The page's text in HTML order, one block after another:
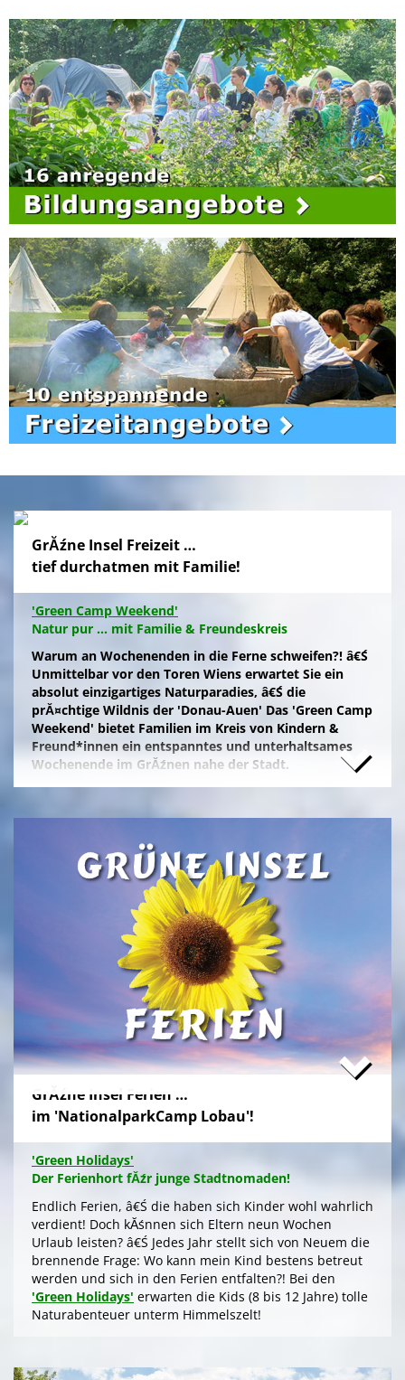
GrĂźne Insel Freizeit …
tief durchatmen mit Familie!
'Green Camp Weekend'
Natur pur ... mit Familie & Freundeskreis
Warum an Wochenenden in die Ferne schweifen?! â€Ś
Unmittelbar vor den Toren Wiens erwartet Sie ein
absolut einzigartiges Naturparadies, â€Ś die
prĂ¤chtige Wildnis der 'Donau-Auen' Das 'Green Camp
Weekend' bietet Familien im Kreis von Kindern &
Freund*innen ein entspanntes und unterhaltsames
Wochenende im GrĂźnen nahe der Stadt.
Naturfreunde, die lange Anfahrten meiden und zum
gepflegten Wiese im 'NationalparkCamp' mit
Selbstverpflegung, â€Ś inklusive KĂźhl- und Catering-
Support sowie abendlichem Brennholz fĂźr das
knisternde Lagerfeuer.
Zum stressfreien Kurzurlaub der Familie mit
Freundeskreis im idyllischen GrĂźn-Ambiente, mit
Naturabenteuern bei einer'Green Tour Lobau'
urigen 'Nationalpark Donau-Auen', mit romantischem
Sterngucken und Palavern am knisternden Lagerfeuer
â€Ś fehlt schlicht nur noch Ihre Buchung!
>
'Green Camp Weekend'
'Schlafnester CampLodges'
Exklusive NĂ¤chte â€Ś auf der 'Augenweide'
dem stressigen Alltag und ohne lange Anreise und
aufwendige Zeltausstattung exklusiv nĂ¤chtigen im
grĂźnen Ambiente auf der 'Augenweide', â€Ś in einer
kĂźnstlerisch gestalteten 'CampLodge' im kuscheligen
Schlafsack. Jedes der fĂźnf 'Schlafnester' beherbergt
bis zu fĂźnf Personen.
Gleichwohl ob Familie oder Freundeskreis, â€Ś Sie
logieren in einer schmucken Outdoor-Lounge! FĂźr
angenehmes Raumklima sorgen Fenster an den
aus der Kraft der Sonne Ăźber die Photovoltaik am Dach
GrĂźne Insel Ferien …
im 'NationalparkCamp Lobau'!
'Green Holidays'
Der Ferienhort fĂźr junge Stadtnomaden!
Endlich Ferien, â€Ś die haben sich Kinder wohl wahrlich
verdient! Doch kĂśnnen sich Eltern neun Wochen
Urlaub leisten? â€Ś Jedes Jahr stellt sich von Neuem die
brennende Frage: Wo kann mein Kind bestens betreut
werden und sich in den Ferien entfalten?! Bei den
'Green Holidays' erwarten die Kids (8 bis 12 Jahre) tolle
Naturabenteuer unterm Himmelszelt!